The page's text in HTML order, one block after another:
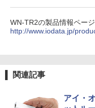
WN-TR2の製品情報ページ
http://www.iodata.jp/
関連記事
アイ・